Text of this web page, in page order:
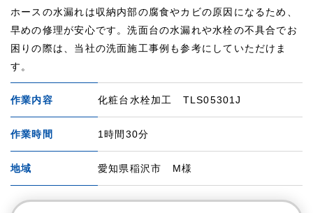
ホースの水漏れは収納内部の腐食やカビの原因になるため、
早めの修理が安心です。洗面台の水漏れや水栓の不具合でお
困りの際は、当社の洗面施工事例も参考にしていただけま
す。
作業内容 化粧台水栓加工 TLS05301J
作業時間 1時間30分
地域 愛知県稲沢市 M様